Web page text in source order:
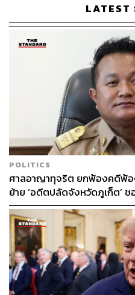
LATEST
POLITICS
ศาลอาญาทุจริต ยกฟ้องคดีฟ้
ย้าย ‘อดีตปลัดจังหวัดภูเก็ต’